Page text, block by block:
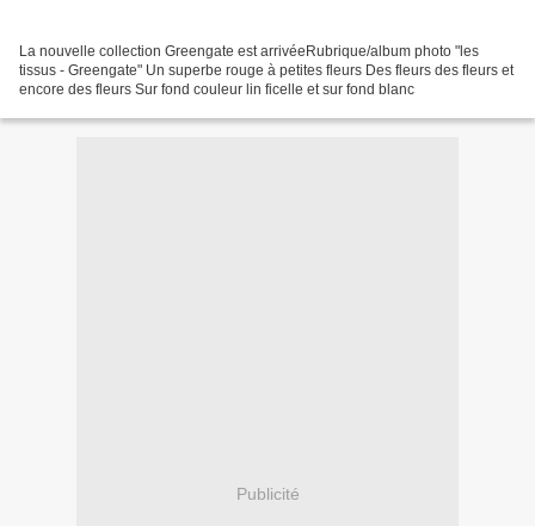
La nouvelle collection Greengate est arrivéeRubrique/album photo "les
tissus - Greengate" Un superbe rouge à petites fleurs Des fleurs des fleurs et
encore des fleurs Sur fond couleur lin ficelle et sur fond blanc
Publicité